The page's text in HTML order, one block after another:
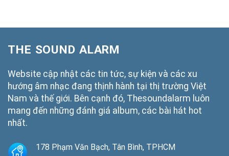
THE SOUND ALARM
Website cập nhật các tin tức, sự kiện và các xu
hướng âm nhạc đang thịnh hành tại thị trường Việt
Nam và thế giới. Bên cạnh đó, Thesoundalarm luôn
mang đến những đánh giá album, các bài hát hot
nhất.
178 Phạm Văn Bạch, Tân Bình, TPHCM